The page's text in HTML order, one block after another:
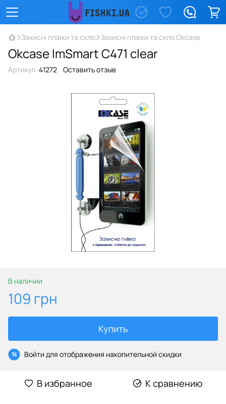
Захисні плівки та скло Захисні плівки та скло Okcase
Okcase ImSmart C471 clear
Артикул: 41272 Оставить отзыв
В наличии
109 грн
Купить
% Войти для отображения накопительной скидки
В избранное К сравнению